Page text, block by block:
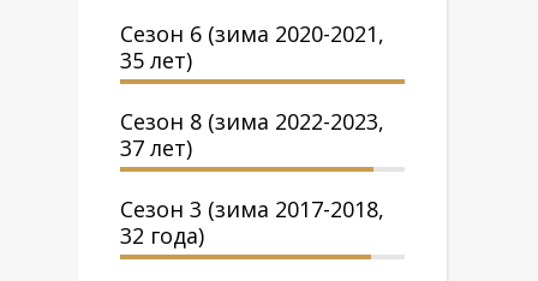
Сезон 6 (зима 2020-2021,
35 лет)
Сезон 8 (зима 2022-2023,
37 лет)
Сезон 3 (зима 2017-2018,
32 года)